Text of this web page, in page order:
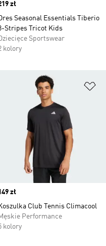
zł
Seasonal Essentials Tiberio
Stripes Tricot Kids
Sportswear
kolory
do listy życzeń
zł
Club Tennis Climacool
Performance
kolory